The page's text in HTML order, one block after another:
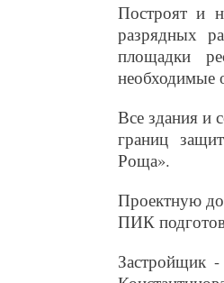
Построят и
разрядных
площадки
необходимые
Все здания и
границ
Роща».
Проектную
ПИК
Застройщик